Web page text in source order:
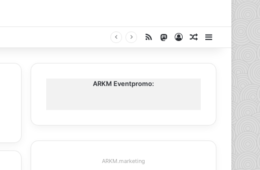
RSS Mastodon
AnmeldenZufälliger
ARKM Eventpromo:
ARKM.marketing